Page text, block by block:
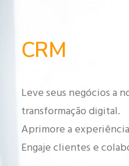
CRM
Leve seus negócios a
transformação digital.
Aprimore a
Engaje clientes e